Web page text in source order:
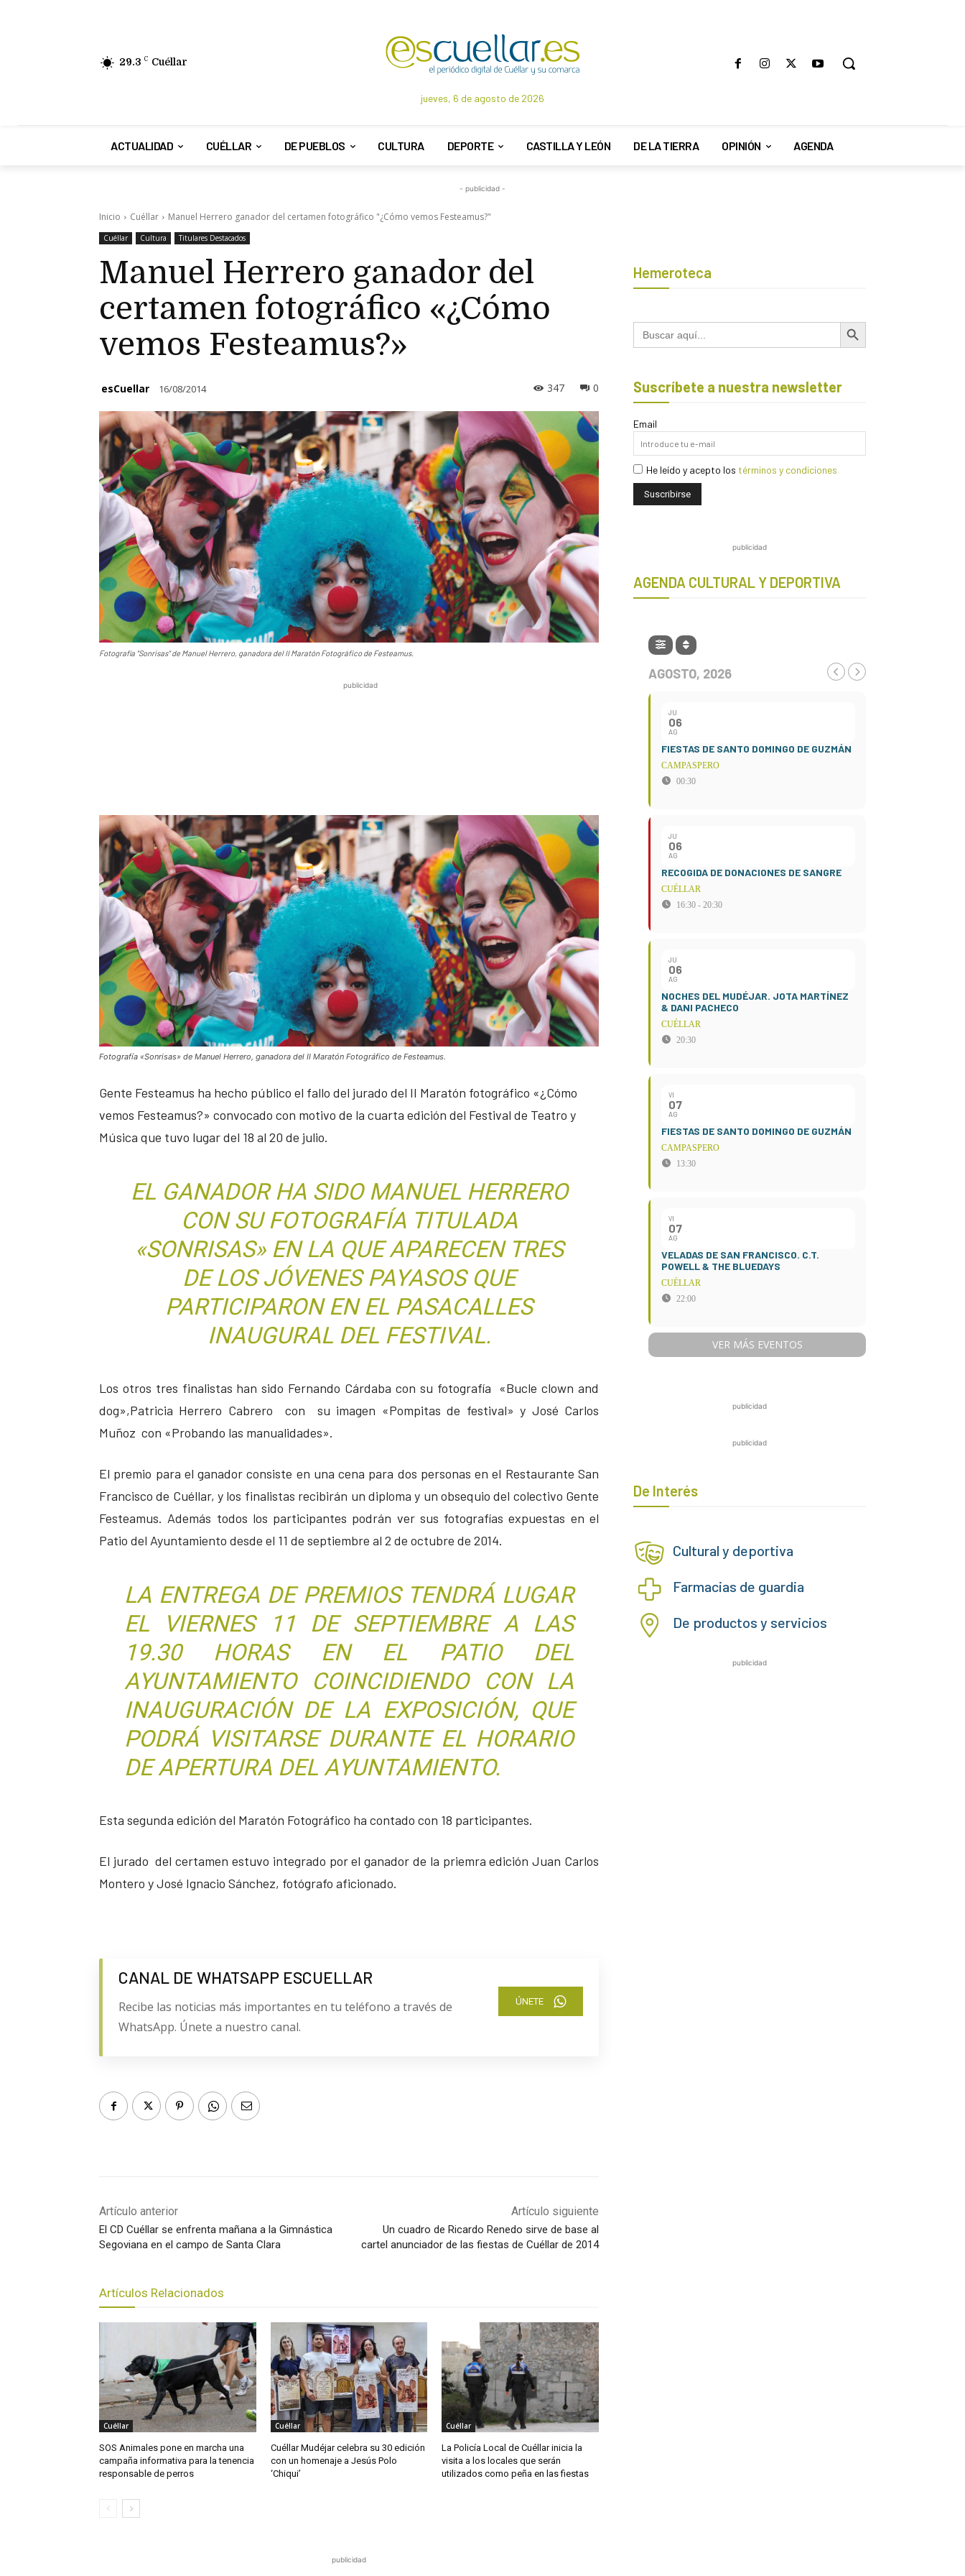
29.3 C Cuéllar
jueves, 6 de agosto de 2026
ACTUALIDAD CUÉLLAR DE PUEBLOS CULTURA DEPORTE CASTILLA Y LEÓN DE LA TIERRA OPINIÓN AGENDA
- publicidad -
Inicio Cuéllar Manuel Herrero ganador del certamen fotográfico "¿Cómo vemos Festeamus?"
Cuéllar Cultura Titulares Destacados
Manuel Herrero ganador del
certamen fotográfico «¿Cómo
vemos Festeamus?»
esCuellar 16/08/2014 0
347
Fotografía "Sonrisas" de Manuel Herrero, ganadora del II Maratón Fotográfico de Festeamus.
publicidad
Fotografía «Sonrisas» de Manuel Herrero, ganadora del II Maratón Fotográfico de Festeamus.
Gente Festeamus ha hecho público el fallo del jurado del II Maratón fotográfico «¿Cómo
vemos Festeamus?» convocado con motivo de la cuarta edición del Festival de Teatro y
Música que tuvo lugar del 18 al 20 de julio.
EL GANADOR HA SIDO MANUEL HERRERO
CON SU FOTOGRAFÍA TITULADA
«SONRISAS» EN LA QUE APARECEN TRES
DE LOS JÓVENES PAYASOS QUE
PARTICIPARON EN EL PASACALLES
INAUGURAL DEL FESTIVAL.
Los otros tres finalistas han sido Fernando Cárdaba con su fotografía «Bucle clown and
dog»,Patricia Herrero Cabrero con su imagen «Pompitas de festival» y José Carlos
Muñoz con «Probando las manualidades».
El premio para el ganador consiste en una cena para dos personas en el Restaurante San
Francisco de Cuéllar, y los finalistas recibirán un diploma y un obsequio del colectivo Gente
Festeamus. Además todos los participantes podrán ver sus fotografías expuestas en el
Patio del Ayuntamiento desde el 11 de septiembre al 2 de octubre de 2014.
LA ENTREGA DE PREMIOS TENDRÁ LUGAR
EL VIERNES 11 DE SEPTIEMBRE A LAS
19.30 HORAS EN EL PATIO DEL
AYUNTAMIENTO COINCIDIENDO CON LA
INAUGURACIÓN DE LA EXPOSICIÓN, QUE
PODRÁ VISITARSE DURANTE EL HORARIO
DE APERTURA DEL AYUNTAMIENTO.
Esta segunda edición del Maratón Fotográfico ha contado con 18 participantes.
El jurado del certamen estuvo integrado por el ganador de la priemra edición Juan Carlos
Montero y José Ignacio Sánchez, fotógrafo aficionado.
CANAL DE WHATSAPP ESCUELLAR
Recibe las noticias más importantes en tu teléfono a través de
WhatsApp. Únete a nuestro canal.
ÚNETE
Artículo anterior
El CD Cuéllar se enfrenta mañana a la Gimnástica
Segoviana en el campo de Santa Clara
Artículo siguiente
Un cuadro de Ricardo Renedo sirve de base al
cartel anunciador de las fiestas de Cuéllar de 2014
Artículos Relacionados
Cuéllar
SOS Animales pone en marcha una
campaña informativa para la tenencia
responsable de perros
Cuéllar
Cuéllar Mudéjar celebra su 30 edición
con un homenaje a Jesús Polo
‘Chiqui’
Cuéllar
La Policía Local de Cuéllar inicia la
visita a los locales que serán
utilizados como peña en las fiestas
publicidad
Hemeroteca
Buscar: Botón de búsqueda
Suscríbete a nuestra newsletter
Email
He leído y acepto los términos y condiciones
publicidad
AGENDA CULTURAL Y DEPORTIVA
AGOSTO, 2026
JU
06
AG
FIESTAS DE SANTO DOMINGO DE GUZMÁN
CAMPASPERO
00:30
JU
06
AG
RECOGIDA DE DONACIONES DE SANGRE
CUÉLLAR
16:30 - 20:30
JU
06
AG
NOCHES DEL MUDÉJAR. JOTA MARTÍNEZ
& DANI PACHECO
CUÉLLAR
20:30
VI
07
AG
FIESTAS DE SANTO DOMINGO DE GUZMÁN
CAMPASPERO
13:30
VI
07
AG
VELADAS DE SAN FRANCISCO. C.T.
POWELL & THE BLUEDAYS
CUÉLLAR
22:00
VER MÁS EVENTOS
publicidad
publicidad
De Interés
Cultural y deportiva
Farmacias de guardia
De productos y servicios
publicidad